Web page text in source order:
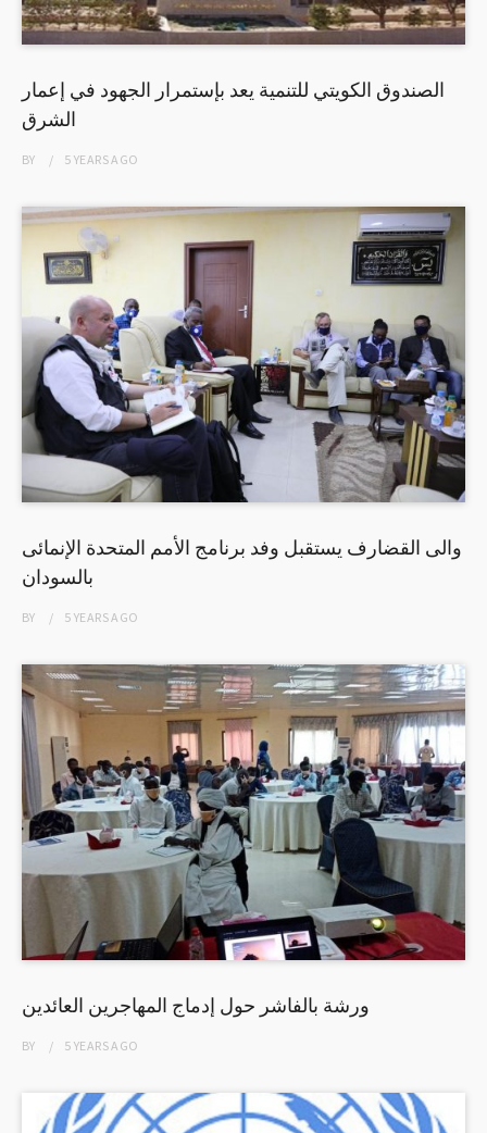
الصندوق الكويتي للتنمية يعد بإستمرار الجهود في إعمار
الشرق
BY 5 YEARSAGO
والى القضارف يستقبل وفد برنامج الأمم المتحدة الإنمائى
بالسودان
BY 5 YEARSAGO
ورشة بالفاشر حول إدماج المهاجرين العائدين
BY 5 YEARSAGO